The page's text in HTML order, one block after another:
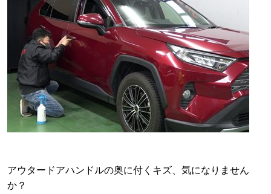
アウタードアハンドルの奥に付くキズ、気になりません
か？